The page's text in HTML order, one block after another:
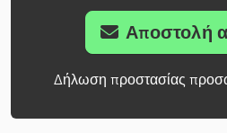
Αποστολή
Δήλωση προστασίας